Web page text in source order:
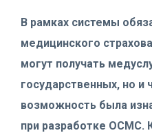
В рамках системы
медицинского
могут получать
государственных, но и
возможность была
при разработке ОСМС.